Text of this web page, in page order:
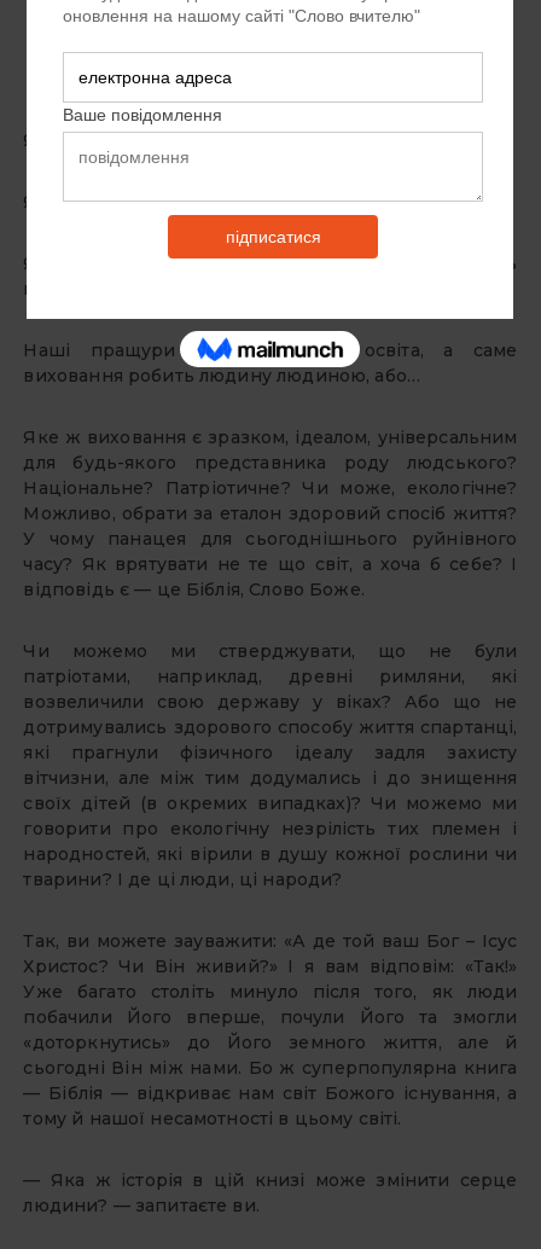
Автор Світлана Новикова, заступник директора БФ
«Надія» Дитячого методичного центру
християнської просвіти Донецької обл.
Якщо твої плани розраховані на роки — сій хліб.
Якщо на десятиліття — саджай дерева.
Якщо на століття — виховуй дітей. Так говорить
народна мудрість!
Наші пращури знали, що не освіта, а саме
виховання робить людину людиною, або…
Яке ж виховання є зразком, ідеалом, універсальним
для будь-якого представника роду людського?
Національне? Патріотичне? Чи може, екологічне?
Можливо, обрати за еталон здоровий спосіб життя?
У чому панацея для сьогоднішнього руйнівного
часу? Як врятувати не те що світ, а хоча б себе? І
відповідь є — це Біблія, Слово Боже.
Чи можемо ми стверджувати, що не були
патріотами, наприклад, древні римляни, які
возвеличили свою державу у віках? Або що не
дотримувались здорового способу життя спартанці,
які прагнули фізичного ідеалу задля захисту
вітчизни, але між тим додумались і до знищення
своїх дітей (в окремих випадках)? Чи можемо ми
говорити про екологічну незрілість тих племен і
народностей, які вірили в душу кожної рослини чи
тварини? І де ці люди, ці народи?
Так, ви можете зауважити: «А де той ваш Бог – Ісус
Христос? Чи Він живий?» І я вам відповім: «Так!»
Уже багато століть минуло після того, як люди
побачили Його вперше, почули Його та змогли
«доторкнутись» до Його земного життя, але й
сьогодні Він між нами. Бо ж суперпопулярна книга
— Біблія — відкриває нам світ Божого існування, а
тому й нашої несамотності в цьому світі.
— Яка ж історія в цій книзі може змінити серце
людини? — запитаєте ви.